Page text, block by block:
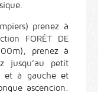
prenez à
FORÊT DE
prenez à
jusqu’au petit
et à gauche et
ascencion.